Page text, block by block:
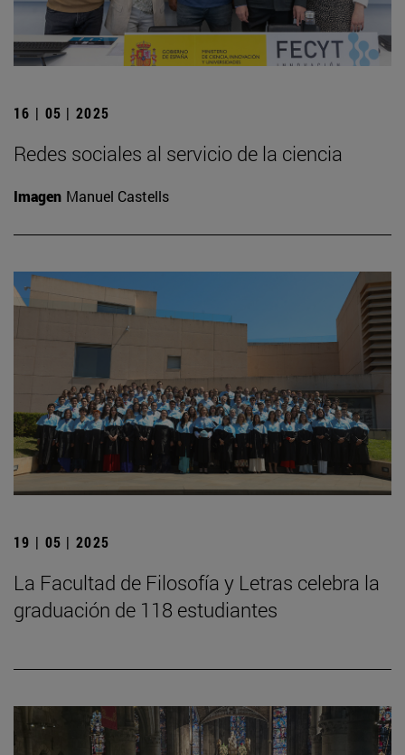
16 | 05 | 2025
Redes sociales al servicio de la ciencia
Imagen Manuel Castells
19 | 05 | 2025
La Facultad de Filosofía y Letras celebra la
graduación de 118 estudiantes